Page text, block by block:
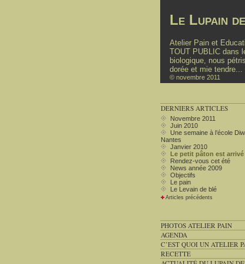
Le Lupain
Atelier Pain et
TOUT PUBLIC dans
biologique, nous
dorée et mie tendre...
© novembre 2011
DERNIERS ARTICLES
Novembre 2011
Juin 2010
Une semaine à l’école
Nantes
Janvier 2010
Le petit pâton est arrivé
Rendez-vous cet été
News année 2009
Objectifs
Le pain
Le Levain de blé
Articles précédents
PHOTOS ATELIER PAIN
AGENDA
C’EST QUOI UN ATELIER
RECETTE